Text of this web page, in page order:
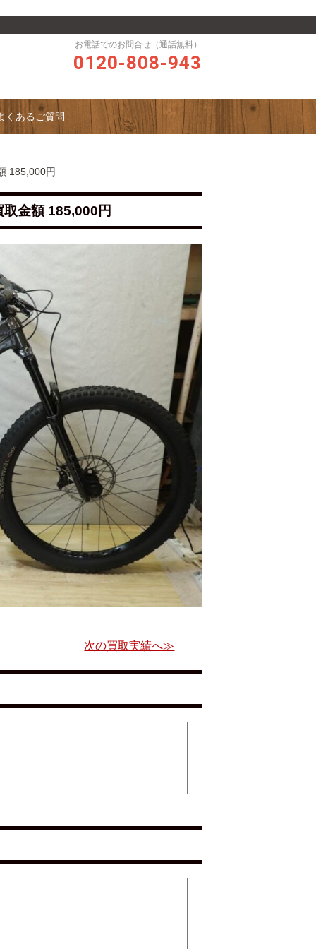
お電話でのお問合せ（通話無料）
0120-808-943
くあるご質問
185,000円
金額 185,000円
次の買取実績へ≫